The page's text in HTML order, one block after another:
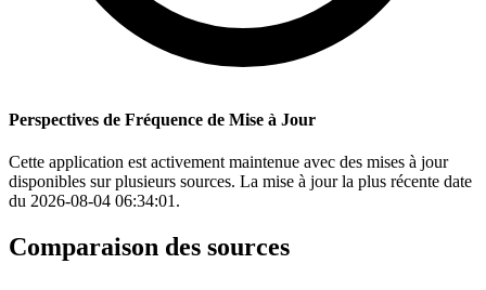
Perspectives de Fréquence de Mise à Jour
Cette application est activement maintenue avec des mises à jour
disponibles sur plusieurs sources. La mise à jour la plus récente date
du 2026-08-04 06:34:01.
Comparaison des sources